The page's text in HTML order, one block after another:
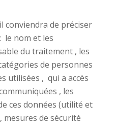
conviendra de préciser
le nom et les
du traitement , les
de personnes
utilisées , qui a accès
, les
ces données (utilité et
mesures de sécurité